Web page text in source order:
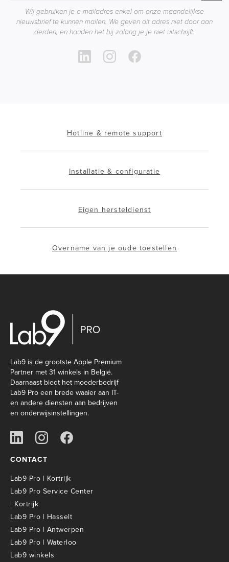
Wij gebruiken je e-mailadres enkel om onze maandelijkse
nieuwsbrief te kunnen mailen. We geven dit adres niet door aan
derden, en houden het bij zolang je je niet uitschrijft.
Hotline & remote support
Installatie & configuratie
Eigen hersteldienst
Overname van je oude toestellen
Lab9 is de grootste Apple Premium
Partner met 31 winkels in België.
Daarnaast biedt het moederbedrijf
Lab9 Pro een brede waaier aan IT-
en andere diensten aan bedrijven
en onderwijsinstellingen.
CONTACT
Lab9 Pro | Kortrijk
Lab9 Pro Service Center
| Kortrijk
Lab9 Pro | Hasselt
Lab9 Pro | Antwerpen
Lab9 Pro | Waterloo
Lab9 winkels